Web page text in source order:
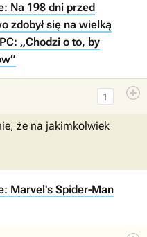
Na 198 dni przed
zdobył się na wielką
„Chodzi o to, by
1
że na jakimkolwiek
Marvel's Spider-Man